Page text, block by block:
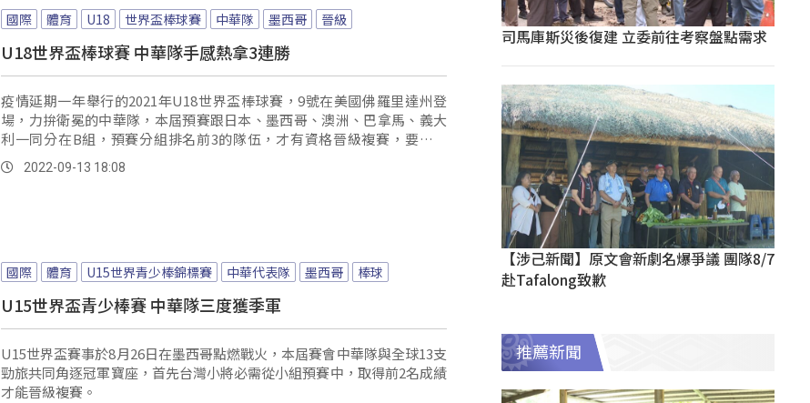
國際 體育 U18 世界盃棒球賽 中華隊 墨西哥 晉級
U18世界盃棒球賽 中華隊手感熱拿3連勝
疫情延期一年舉行的2021年U18世界盃棒球賽，9號在美國佛羅里達州登
場，力拚衛冕的中華隊，本屆預賽跟日本、墨西哥、澳洲、巴拿馬、義大
利一同分在B組，預賽分組排名前3的隊伍，才有資格晉級複賽，要在強
敵...。2022-09-13 18:08
國際 體育 U15世界青少棒錦標賽 中華代表隊 墨西哥 棒球
U15世界盃青少棒賽 中華隊三度獲季軍
U15世界盃賽事於8月26日在墨西哥點燃戰火，本屆賽會中華隊與全球13支
勁旅共同角逐冠軍寶座，首先台灣小將必需從小組預賽中，取得前2名成績
才能晉級複賽。
司馬庫斯災後復建 立委前往考察盤點需求
【涉己新聞】原文會新劇名爆爭議 團隊8/7
赴Tafalong致歉
推薦新聞